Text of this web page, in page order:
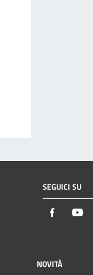
SEGUICI SU
Facebook
NOVITÀ